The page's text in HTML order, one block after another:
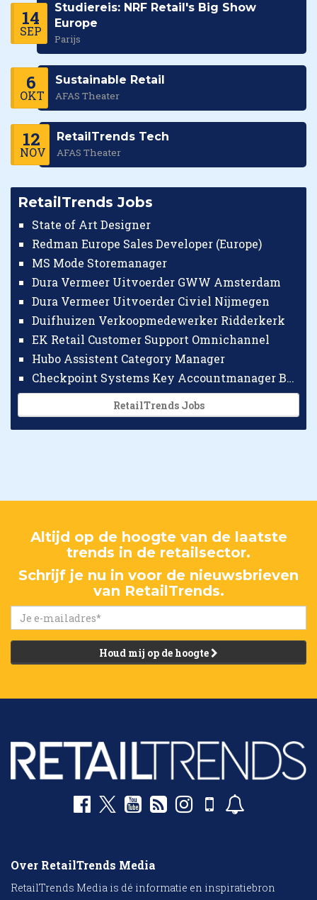
14
SEP
Studiereis: NRF Retail's Big Show
Europe
Parijs
6
OKT
Sustainable Retail
AFAS Theater
12
NOV
RetailTrends Tech
AFAS Theater
RetailTrends Jobs
State of Art Designer
Redman Europe Sales Developer (Europe)
MS Mode Storemanager
Dura Vermeer Uitvoerder GWW Amsterdam
Dura Vermeer Uitvoerder Civiel Nijmegen
Duifhuizen Verkoopmedewerker Ridderkerk
EK Retail Customer Support Omnichannel
Hubo Assistent Category Manager
Checkpoint Systems Key Accountmanager Benelux
RetailTrends Jobs
Altijd op de hoogte van de laatste
trends in de retailsector.
Schrijf je nu in voor de nieuwsbrieven
van RetailTrends.
Houd mij op de hoogte
Over RetailTrends Media
RetailTrends Media is dé informatie en inspiratiebron